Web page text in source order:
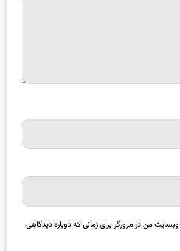
من در مرورگر برای زمانی که دوباره دیدگاهی